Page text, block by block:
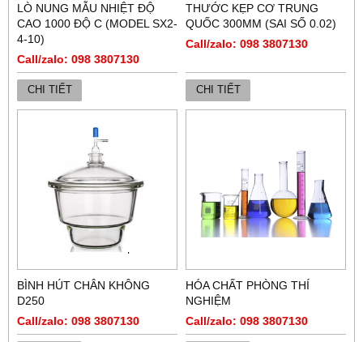
LÒ NUNG MẪU NHIỆT ĐỘ
CAO 1000 ĐỘ C (MODEL SX2-
4-10)
Call/zalo: 098 3807130
CHI TIẾT
THƯỚC KẸP CƠ TRUNG
QUỐC 300MM (SAI SỐ 0.02)
Call/zalo: 098 3807130
CHI TIẾT
BÌNH HÚT CHÂN KHÔNG
D250
Call/zalo: 098 3807130
HÓA CHẤT PHÒNG THÍ
NGHIỆM
Call/zalo: 098 3807130